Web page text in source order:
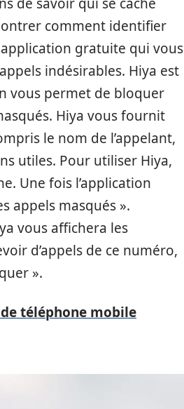
comment identifier
gratuite qui vous
indésirables. Hiya est
vous permet de bloquer
Hiya vous fournit
le nom de l’appelant,
utiles. Pour utiliser Hiya,
Une fois l’application
appels masqués ».
vous affichera les
d’appels de ce numéro,
».
téléphone mobile